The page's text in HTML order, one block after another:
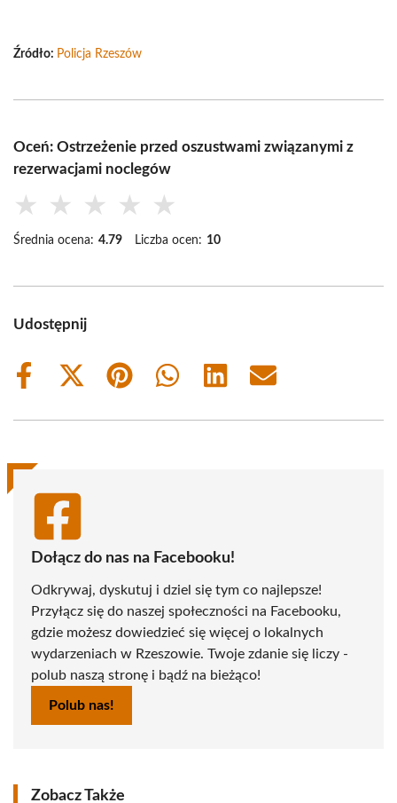
Źródło: Policja Rzeszów
Oceń: Ostrzeżenie przed oszustwami związanymi z
rezerwacjami noclegów
★ ★ ★ ★ ★
Średnia ocena: 4.79 Liczba ocen: 10
Udostępnij
Share
Share
(Twitter)
Share
Share
Share
Share
Dołącz do nas na Facebooku!
Odkrywaj, dyskutuj i dziel się tym co najlepsze!
Przyłącz się do naszej społeczności na Facebooku,
gdzie możesz dowiedzieć się więcej o lokalnych
wydarzeniach w Rzeszowie. Twoje zdanie się liczy -
polub naszą stronę i bądź na bieżąco!
Polub nas!
Zobacz Także